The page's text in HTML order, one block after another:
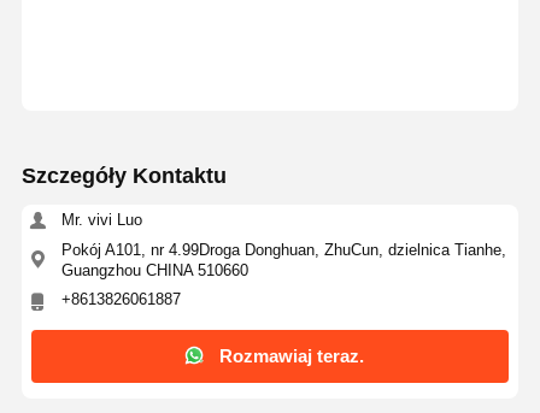
Szczegóły Kontaktu
Mr. vivi Luo
Pokój A101, nr 4.99Droga Donghuan, ZhuCun, dzielnica Tianhe,
Guangzhou CHINA 510660
+8613826061887
Rozmawiaj teraz.